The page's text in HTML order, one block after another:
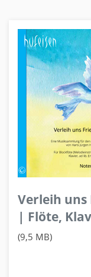
Verleih
| Flöte,
(9,5 MB)